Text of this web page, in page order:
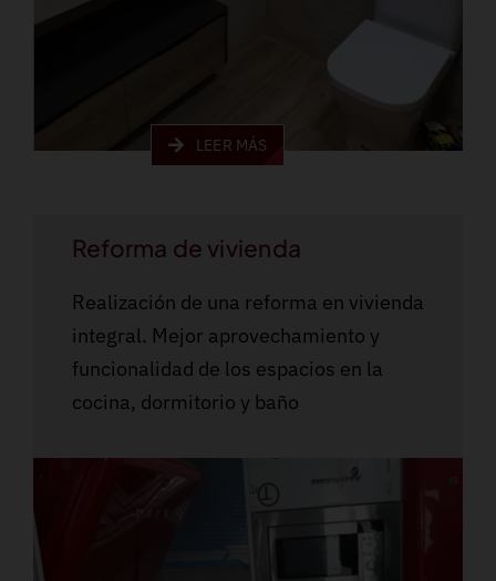
LEER MÁS
Reforma de vivienda
Realización de una reforma en vivienda
integral. Mejor aprovechamiento y
funcionalidad de los espacios en la
cocina, dormitorio y baño